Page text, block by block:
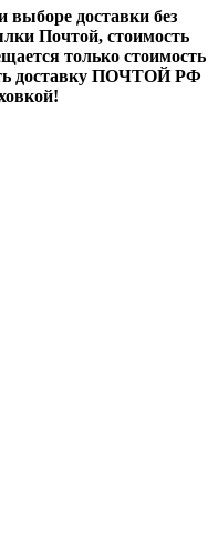
доставки без
Почтой, стоимость
только стоимость
доставку ПОЧТОЙ РФ